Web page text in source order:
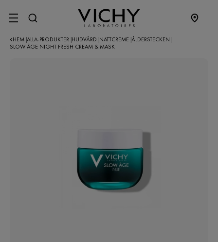
SITE MENU
HEM ALLA-PRODUKTER HUDVÅRD NATTCREME ÅLDERSTECKEN
SLOW ÂGE NIGHT FRESH CREAM & MASK